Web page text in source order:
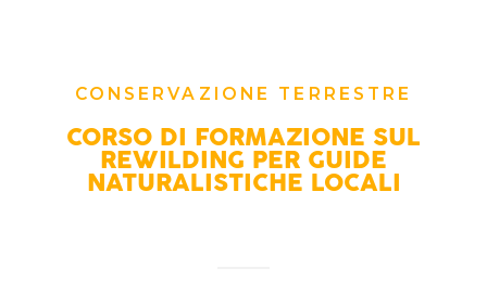
CONSERVAZIONE TERRESTRE
CORSO DI FORMAZIONE SUL
REWILDING PER GUIDE
NATURALISTICHE LOCALI